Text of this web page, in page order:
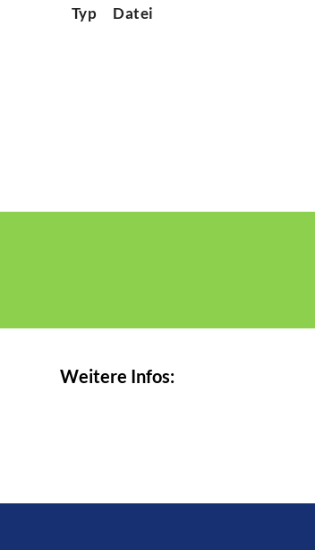
Typ Datei
Weitere Infos: